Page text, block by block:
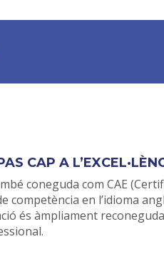
CAP A
coneguda com CAE
competència en l’idioma
és àmpliament